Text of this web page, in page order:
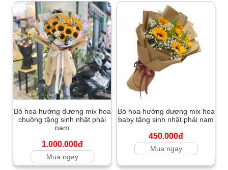
Bó hoa hướng dương mix hoa
chuông tặng sinh nhật phái
nam
1.000.000đ
Mua ngay
Bó hoa hướng dương mix hoa
baby tặng sinh nhật phái nam
450.000đ
Mua ngay